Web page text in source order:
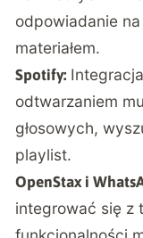
odpowiadanie
materiałem.
Spotify:
odtwarzaniem
głosowych,
playlist.
OpenStax i
integrować się z